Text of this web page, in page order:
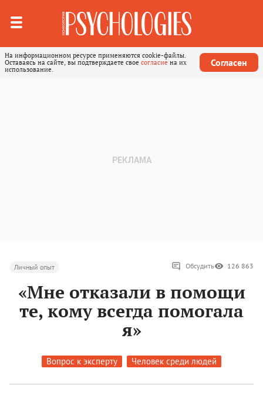
На информационном ресурсе применяются cookie-файлы.
Оставаясь на сайте, вы подтверждаете свое согласие на их
использование.
Согласен
Личный опыт Обсудить 126 863
«Мне отказали в помощи
те, кому всегда помогала
я»
Вопрос к эксперту Человек среди людей